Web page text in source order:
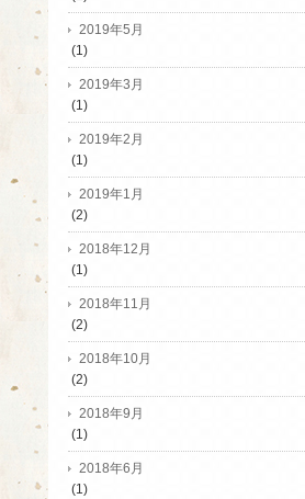
2019年5月
(1)
2019年3月
(1)
2019年2月
(1)
2019年1月
(2)
2018年12月
(1)
2018年11月
(2)
2018年10月
(2)
2018年9月
(1)
2018年6月
(1)